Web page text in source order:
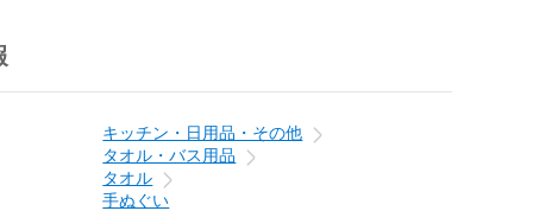
キッチン・日用品・その他
タオル・バス用品
タオル
手ぬぐい